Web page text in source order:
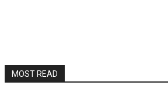
MOST READ